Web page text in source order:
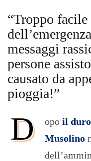
“Troppo
messaggi
persone
causato da
pioggia!”
D opo il
Musolino